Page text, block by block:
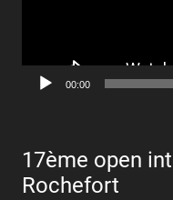
00:00
17ème open
Rochefort